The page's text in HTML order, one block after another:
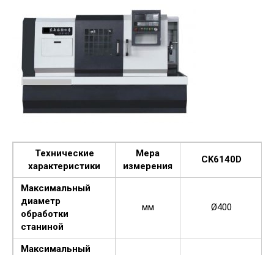
Технические
характеристики
Мера
измерения
CK6140D
Максимальный
диаметр
обработки
станиной
мм Ø400
Максимальный